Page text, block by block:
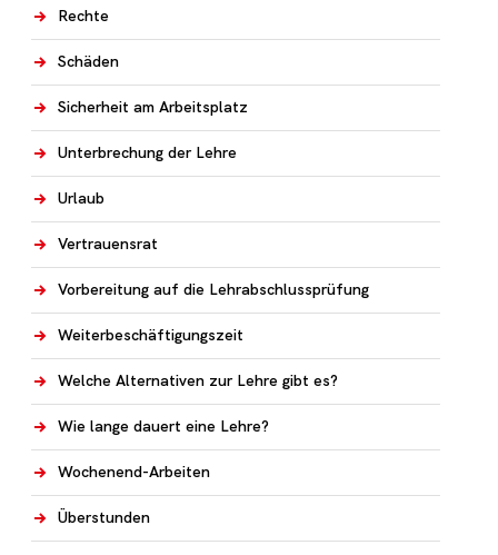
Rechte
Schäden
Sicherheit am Arbeitsplatz
Unterbrechung der Lehre
Urlaub
Vertrauensrat
Vorbereitung auf die Lehrabschlussprüfung
Weiterbeschäftigungszeit
Welche Alternativen zur Lehre gibt es?
Wie lange dauert eine Lehre?
Wochenend-Arbeiten
Überstunden